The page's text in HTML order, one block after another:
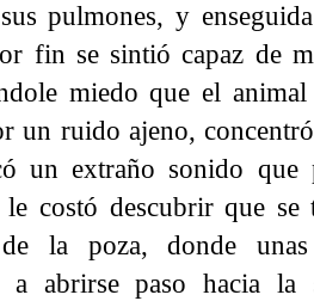
pulmones, y
fin se sintió capaz de
miedo que el
un ruido ajeno,
un extraño sonido que
costó descubrir que se
la poza, donde
a abrirse paso hacia